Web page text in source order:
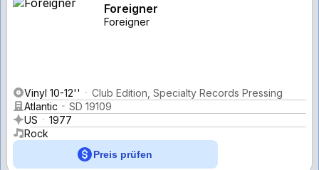
Foreigner
Foreigner
Vinyl 10-12''
Club Edition, Specialty Records Pressing
Atlantic
SD 19109
US
1977
Rock
Preis prüfen